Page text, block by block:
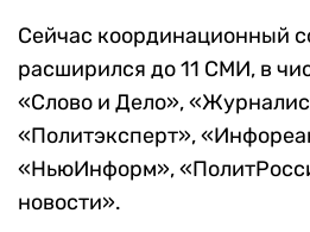
Сейчас координационный
расширился до 11 СМИ, в
«Слово и Дело»,
«Политэксперт»,
«НьюИнформ»,
новости».